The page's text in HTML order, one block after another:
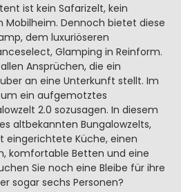
ist kein Safarizelt, kein
Mobilheim. Dennoch bietet diese
dem luxuriöseren
Glamping in Reinform.
Ansprüchen, die ein
an eine Unterkunft stellt. Im
ein aufgemotztes
2.0 sozusagen. In diesem
altbekannten Bungalowzelts,
eingerichtete Küche, einen
komfortable Betten und eine
Sie noch eine Bleibe für ihre
sogar sechs Personen?